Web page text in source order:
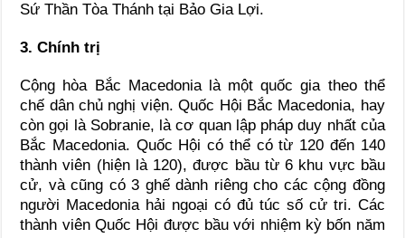
Sứ Thần Tòa Thánh tại Bảo Gia Lợi.
3. Chính trị
Cộng hòa Bắc Macedonia là một quốc gia theo thể
chế dân chủ nghị viện. Quốc Hội Bắc Macedonia, hay
còn gọi là Sobranie, là cơ quan lập pháp duy nhất của
Bắc Macedonia. Quốc Hội có thể có từ 120 đến 140
thành viên (hiện là 120), được bầu từ 6 khu vực bầu
cử, và cũng có 3 ghế dành riêng cho các cộng đồng
người Macedonia hải ngoại có đủ túc số cử tri. Các
thành viên Quốc Hội được bầu với nhiệm kỳ bốn năm